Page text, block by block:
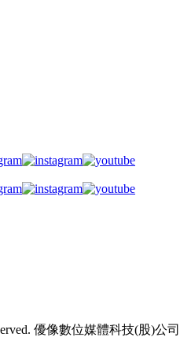
優像數位媒體科技(股)公司